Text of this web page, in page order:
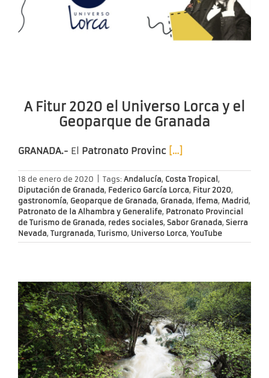
A Fitur 2020 el Universo Lorca y el
Geoparque de Granada
GRANADA.- El Patronato Provinc […]
18 de enero de 2020 Tags: Andalucía, Costa Tropical ,
Diputación de Granada, Federico García Lorca, Fitur 2020,
gastronomía, Geoparque de Granada, Granada, Ifema, Madrid ,
Patronato de la Alhambra y Generalife, Patronato Provincial
de Turismo de Granada, redes sociales, Sabor Granada, Sierra
Nevada, Turgranada, Turismo, Universo Lorca, YouTube